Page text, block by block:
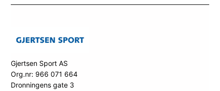
Gjertsen Sport AS
Org.nr: 966 071 664
Dronningens gate 3